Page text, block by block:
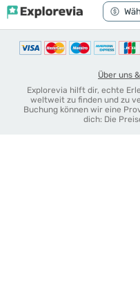
Über uns
Explorevia hilft dir, echte
weltweit zu finden und zu
Buchung können wir eine
dich: Die